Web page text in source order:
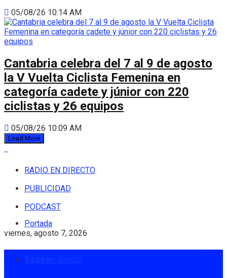
05/08/26 10:14 AM
Cantabria celebra del 7 al 9 de agosto
la V Vuelta Ciclista Femenina en
categoría cadete y júnior con 220
ciclistas y 26 equipos
05/08/26 10:09 AM
Load More
RADIO EN DIRECTO
PUBLICIDAD
PODCAST
viernes, agosto 7, 2026
Portada